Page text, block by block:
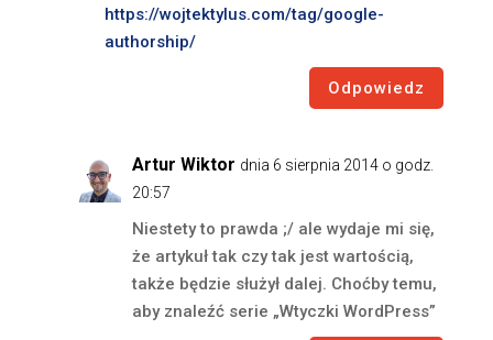
https://wojtektylus.com/tag/google-
authorship/
Odpowiedz
Artur Wiktor dnia 6 sierpnia 2014 o godz.
20:57
Niestety to prawda ;/ ale wydaje mi się,
że artykuł tak czy tak jest wartością,
także będzie służył dalej. Choćby temu,
aby znaleźć serie „Wtyczki WordPress”